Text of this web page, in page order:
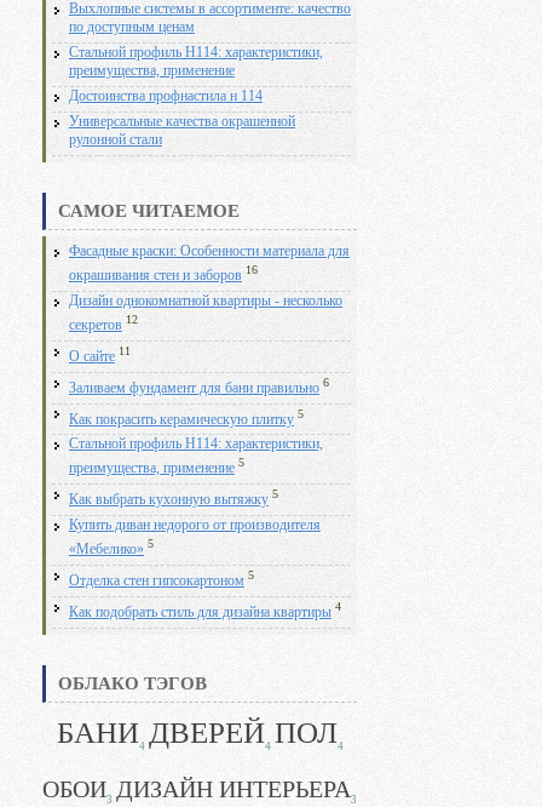
Выхлопные системы в ассортименте: качество
по доступным ценам
Стальной профиль Н114: характеристики,
преимущества, применение
Достоинства профнастила н 114
Универсальные качества окрашенной
рулонной стали
САМОЕ ЧИТАЕМОЕ
Фасадные краски: Особенности материала для
окрашивания стен и заборов 16
Дизайн однокомнатной квартиры - несколько
секретов 12
О сайте 11
Заливаем фундамент для бани правильно 6
Как покрасить керамическую плитку 5
Стальной профиль Н114: характеристики,
преимущества, применение 5
Как выбрать кухонную вытяжку 5
Купить диван недорого от производителя
«Мебелико» 5
Отделка стен гипсокартоном 5
Как подобрать стиль для дизайна квартиры 4
ОБЛАКО ТЭГОВ
БАНИ4 ДВЕРЕЙ4 ПОЛ4
ОБОИ3 ДИЗАЙН ИНТЕРЬЕРА3